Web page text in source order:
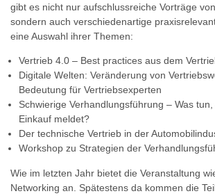
gibt es nicht nur aufschlussreiche Vorträge
sondern auch verschiedenartige
eine Auswahl ihrer Themen:
Vertrieb 4.0 – Best practices aus dem
Digitale Welten: Veränderung von
Bedeutung für Vertriebsexperten
Schwierige Verhandlungsführung – Was
Einkauf meldet?
Der technische Vertrieb in der
Workshop zu Strategien der
Wie im letzten Jahr bietet die Veranstaltung
Networking an. Spätestens da kommen die